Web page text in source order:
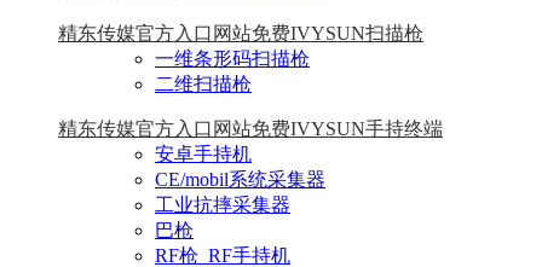
精东传媒官方入口网站免费IVYSUN扫描枪
一维条形码扫描枪
二维扫描枪
精东传媒官方入口网站免费IVYSUN手持终端
安卓手持机
CE/mobil系统采集器
工业抗摔采集器
巴枪
RF枪_RF手持机